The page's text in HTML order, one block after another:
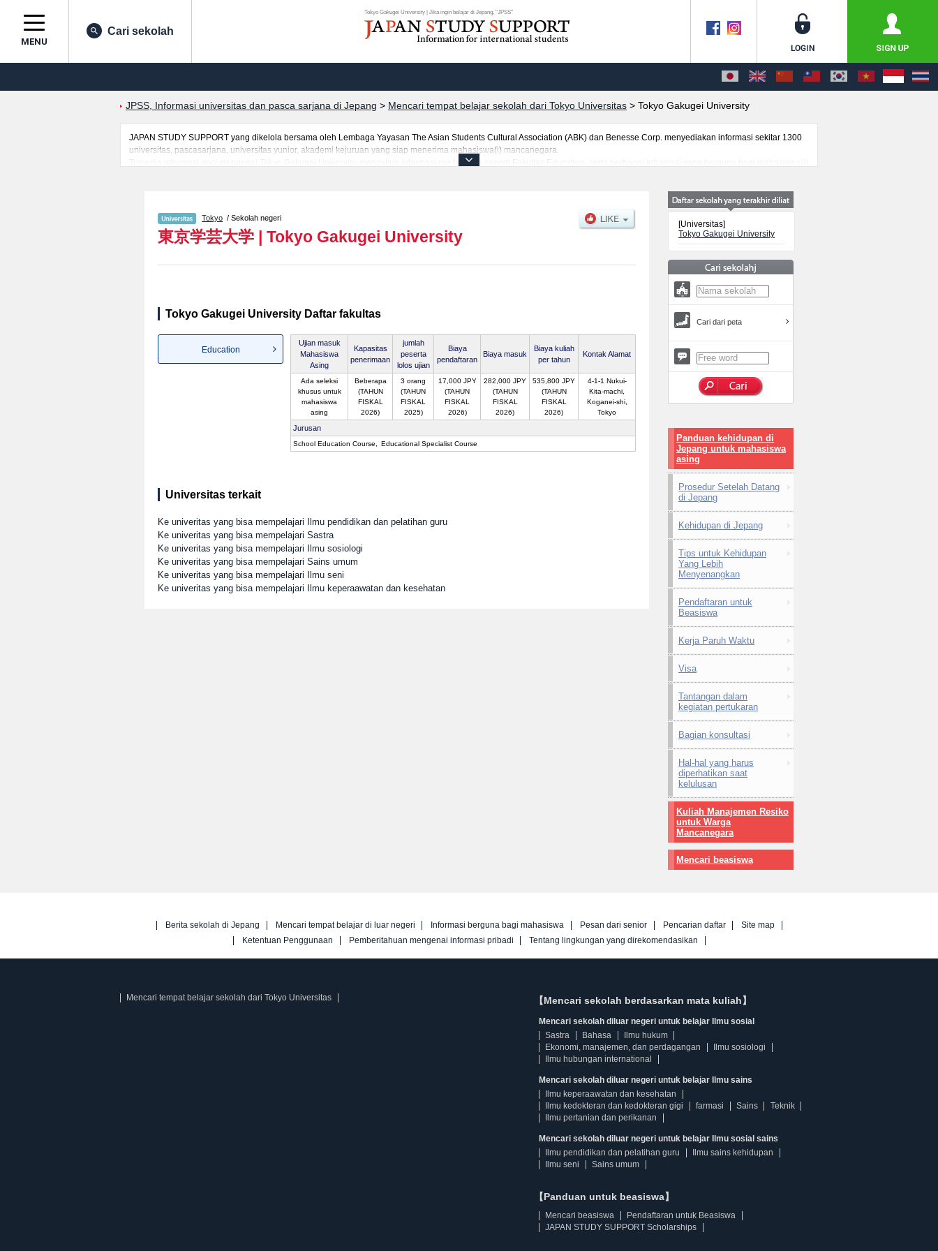
Tokyo Gakugei University | Jika ingin belajar di Jepang, "JPSS"
MENU
Cari sekolah
JPSS, Informasi universitas dan pasca sarjana di Jepang > Mencari tempat belajar sekolah dari Tokyo Universitas > Tokyo Gakugei University
JAPAN STUDY SUPPORT yang dikelola bersama oleh Lembaga Yayasan The Asian Students Cultural Association (ABK) dan Benesse Corp. menyediakan informasi sekitar 1300
universitas, pascasarjana, universitas yunior, akademi kejuruan yang siap menerima mahasiswa(i) mancanegara.
Tersedia informasi rinci mengenai Tokyo Gakugei University, mencakup informasi per fakultas seperti Fakultas Education, serta berbagai informasi yang berguna bagi mahasiswa(i)
Tokyo / Sekolah negeri
東京学芸大学 | Tokyo Gakugei University
Tokyo Gakugei University Daftar fakultas
Education
Ujian masuk
Mahasiswa
Asing
Kapasitas
penerimaan
jumlah
peserta
lolos ujian
Biaya
pendaftaran
Biaya masuk
Biaya kuliah
per tahun
Kontak Alamat
Ada seleksi
khusus untuk
mahasiswa
asing
Beberapa
(TAHUN
FISKAL
2026)
3 orang
(TAHUN
FISKAL
2025)
17,000 JPY
(TAHUN
FISKAL
2026)
282,000 JPY
(TAHUN
FISKAL
2026)
535,800 JPY
(TAHUN
FISKAL
2026)
4-1-1 Nukui-
Kita-machi,
Koganei-shi,
Tokyo
Jurusan
School Education Course Educational Specialist Course
Universitas terkait
Ke univeritas yang bisa mempelajari Ilmu pendidikan dan pelatihan guru
Ke univeritas yang bisa mempelajari Sastra
Ke univeritas yang bisa mempelajari Ilmu sosiologi
Ke univeritas yang bisa mempelajari Sains umum
Ke univeritas yang bisa mempelajari Ilmu seni
Ke univeritas yang bisa mempelajari Ilmu keperaawatan dan kesehatan
[Universitas]
Tokyo Gakugei University
Cari dari peta
Panduan kehidupan di
Jepang untuk mahasiswa
asing
Prosedur Setelah Datang
di Jepang
Kehidupan di Jepang
Tips untuk Kehidupan
Yang Lebih
Menyenangkan
Pendaftaran untuk
Beasiswa
Kerja Paruh Waktu
Visa
Tantangan dalam
kegiatan pertukaran
Bagian konsultasi
Hal-hal yang harus
diperhatikan saat
kelulusan
Kuliah Manajemen Resiko
untuk Warga
Mancanegara
Mencari beasiswa
Berita sekolah di Jepang Mencari tempat belajar di luar negeri Informasi berguna bagi mahasiswa Pesan dari senior Pencarian daftar
Site map
Ketentuan Penggunaan
Pemberitahuan mengenai informasi pribadi Tentang lingkungan yang direkomendasikan
Mencari tempat belajar sekolah dari Tokyo Universitas 【Mencari sekolah berdasarkan mata kuliah】
Mencari sekolah diluar negeri untuk belajar Ilmu sosial
Sastra
Bahasa
Ilmu hukum
Ekonomi, manajemen, dan perdagangan
Ilmu sosiologi
Ilmu hubungan international
Mencari sekolah diluar negeri untuk belajar Ilmu sains
Ilmu keperaawatan dan kesehatan
Ilmu kedokteran dan kedokteran gigi
farmasi Sains
Teknik
Ilmu pertanian dan perikanan
Mencari sekolah diluar negeri untuk belajar Ilmu sosial sains
Ilmu pendidikan dan pelatihan guru
Ilmu sains kehidupan
Ilmu seni
Sains umum
【Panduan untuk beasiswa】
Mencari beasiswa
Pendaftaran untuk Beasiswa
JAPAN STUDY SUPPORT Scholarships